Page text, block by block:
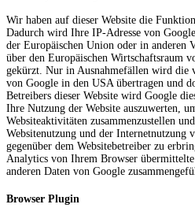
Wir haben auf dieser Website die
Dadurch wird Ihre IP-Adresse von
der Europäischen Union oder in anderen
über den Europäischen Wirtschaftsraum
gekürzt. Nur in Ausnahmefällen wird die
von Google in den USA übertragen und
Betreibers dieser Website wird Google
Ihre Nutzung der Website auszuwerten,
Websiteaktivitäten zusammenzustellen
Websitenutzung und der Internetnutzung
gegenüber dem Websitebetreiber zu
Analytics von Ihrem Browser
anderen Daten von Google
Browser Plugin